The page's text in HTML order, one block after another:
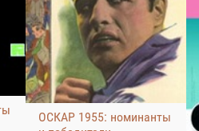
ОСКАР 1955: номинанты